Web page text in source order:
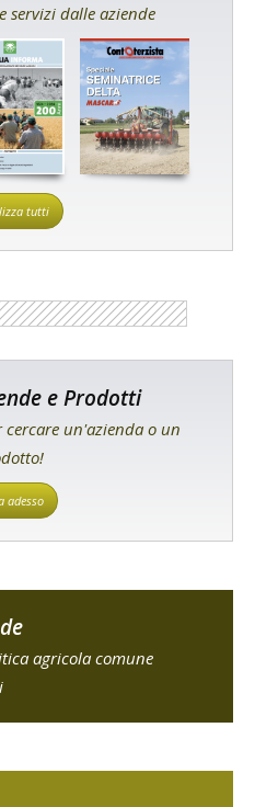
servizi dalle aziende
tutti
e Prodotti
cercare un'azienda o un
adesso
agricola comune